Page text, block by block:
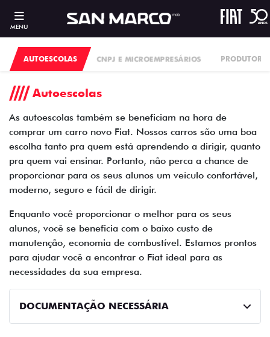
MENU
CNPJ E MICROEMPRESÁRIOS
AUTOESCOLAS
Autoescolas
As autoescolas também se beneficiam na hora de
comprar um carro novo Fiat. Nossos carros são uma boa
escolha tanto pra quem está aprendendo a dirigir, quanto
pra quem vai ensinar. Portanto, não perca a chance de
proporcionar para os seus alunos um veículo confortável,
moderno, seguro e fácil de dirigir.
Enquanto você proporcionar o melhor para os seus
alunos, você se beneficia com o baixo custo de
manutenção, economia de combustível. Estamos prontos
para ajudar você a encontrar o Fiat ideal para as
necessidades da sua empresa.
DOCUMENTAÇÃO NECESSÁRIA